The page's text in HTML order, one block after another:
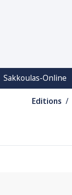
Sakkoulas-Online
Editions /